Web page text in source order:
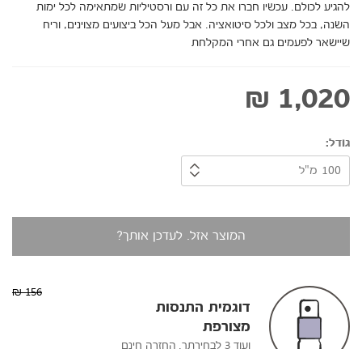
להגיע לכולם. עכשיו חברו את כל זה עם ורסטיליות שמתאימה לכל ימות
השנה, בכל מצב ולכל סיטואציה. אבל מעל הכל ביצועים מצוינים, וריח
שיישאר לפעמים גם אחרי המקלחת
1,020 ₪
גודל
המוצר אזל. לעדכן אותך?
156 ₪
דוגמית התנסות
מצורפת
ועוד 3 לבחירתך. החזרה חינם